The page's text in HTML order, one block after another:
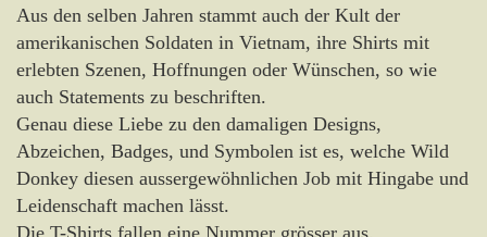
Aus den selben Jahren stammt auch der Kult der
amerikanischen Soldaten in Vietnam, ihre Shirts mit
erlebten Szenen, Hoffnungen oder Wünschen, so wie
auch Statements zu beschriften.
Genau diese Liebe zu den damaligen Designs,
Abzeichen, Badges, und Symbolen ist es, welche Wild
Donkey diesen aussergewöhnlichen Job mit Hingabe und
Leidenschaft machen lässt.
Die T-Shirts fallen eine Nummer grösser aus.